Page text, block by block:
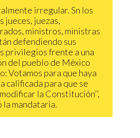
irregular. Sn los
jueces, juezas,
ministros, ministras
defendiendo sus
privilegios frente a una
del pueblo de México
Votamos para que haya
calificada para que se
la Constitución’’,
la mandataria.